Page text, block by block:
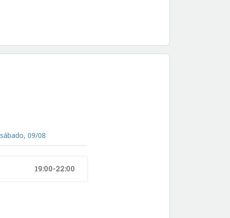
sábado, 09/08
19:00-22:00